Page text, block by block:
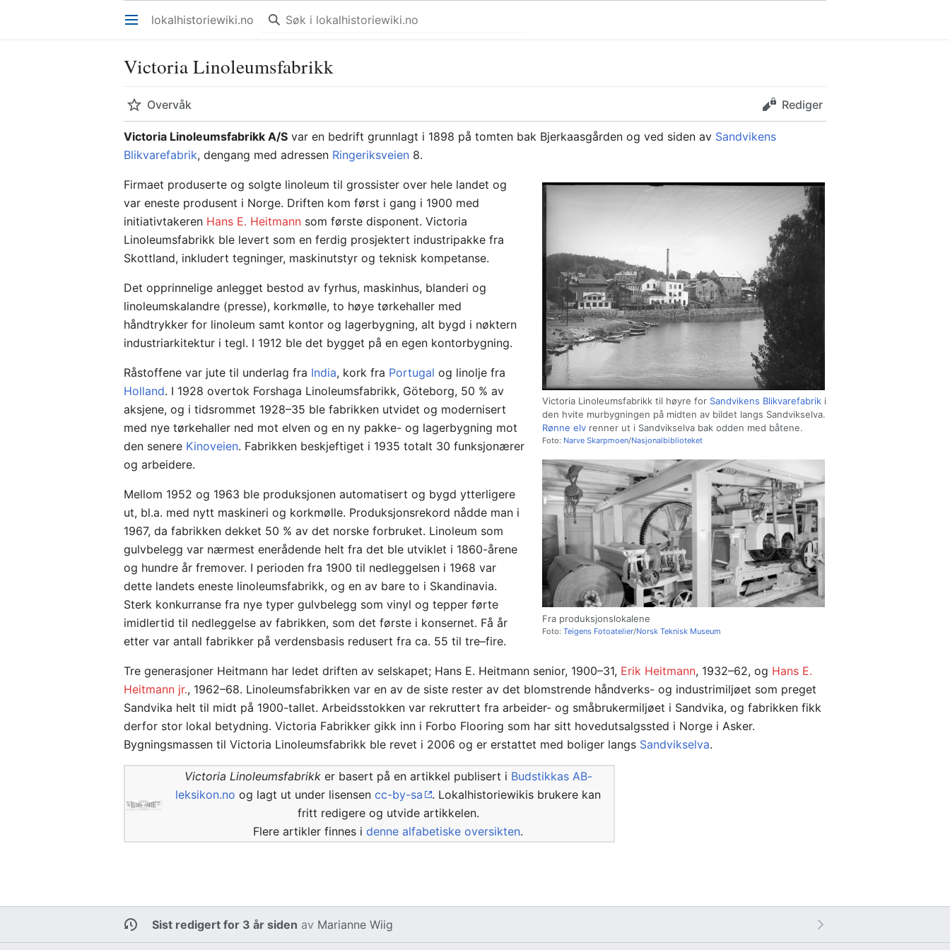
Åpne hovedmenyen lokalhistoriewiki.no
Victoria Linoleumsfabrikk
Overvåk Rediger
Victoria Linoleumsfabrikk A/S var en bedrift grunnlagt i 1898 på tomten bak Bjerkaasgården og ved siden av Sandvikens
Blikvarefabrik, dengang med adressen Ringeriksveien 8.
Victoria Linoleumsfabrikk til høyre for Sandvikens Blikvarefabriki
den hvite murbygningen på midten av bildet langs Sandvikselva.
Rønne elvrenner ut i Sandvikselva bak odden med båtene.
Foto: Narve Skarpmoen/Nasjonalbiblioteket
Fra produksjonslokalene
Foto: Teigens Fotoatelier/Norsk Teknisk Museum
Firmaet produserte og solgte linoleum til grossister over hele landet og
var eneste produsent i Norge. Driften kom først i gang i 1900 med
initiativtakeren Hans E. Heitmann som første disponent. Victoria
Linoleumsfabrikk ble levert som en ferdig prosjektert industripakke fra
Skottland, inkludert tegninger, maskinutstyr og teknisk kompetanse.
Det opprinnelige anlegget bestod av fyrhus, maskinhus, blanderi og
linoleumskalandre (presse), korkmølle, to høye tørkehaller med
håndtrykker for linoleum samt kontor og lagerbygning, alt bygd i nøktern
industriarkitektur i tegl. I 1912 ble det bygget på en egen kontorbygning.
Råstoffene var jute til underlag fra India, kork fra Portugal og linolje fra
Holland. I 1928 overtok Forshaga Linoleumsfabrikk, Göteborg, 50 % av
aksjene, og i tidsrommet 1928–35 ble fabrikken utvidet og modernisert
med nye tørkehaller ned mot elven og en ny pakke- og lagerbygning mot
den senere Kinoveien. Fabrikken beskjeftiget i 1935 totalt 30 funksjonærer
og arbeidere.
Mellom 1952 og 1963 ble produksjonen automatisert og bygd ytterligere
ut, bl.a. med nytt maskineri og korkmølle. Produksjonsrekord nådde man i
1967, da fabrikken dekket 50 % av det norske forbruket. Linoleum som
gulvbelegg var nærmest enerådende helt fra det ble utviklet i 1860-årene
og hundre år fremover. I perioden fra 1900 til nedleggelsen i 1968 var
dette landets eneste linoleumsfabrikk, og en av bare to i Skandinavia.
Sterk konkurranse fra nye typer gulvbelegg som vinyl og tepper førte
imidlertid til nedleggelse av fabrikken, som det første i konsernet. Få år
etter var antall fabrikker på verdensbasis redusert fra ca. 55 til tre–fire.
Tre generasjoner Heitmann har ledet driften av selskapet; Hans E. Heitmann senior, 1900–31, Erik Heitmann, 1932–62, og Hans E.
Heitmann jr., 1962–68. Linoleumsfabrikken var en av de siste rester av det blomstrende håndverks- og industrimiljøet som preget
Sandvika helt til midt på 1900-tallet. Arbeidsstokken var rekruttert fra arbeider- og småbrukermiljøet i Sandvika, og fabrikken fikk
derfor stor lokal betydning. Victoria Fabrikker gikk inn i Forbo Flooring som har sitt hovedutsalgssted i Norge i Asker.
Bygningsmassen til Victoria Linoleumsfabrikk ble revet i 2006 og er erstattet med boliger langs Sandvikselva.
Victoria Linoleumsfabrikker basert på en artikkel publisert i Budstikkas AB-
leksikon.no og lagt ut under lisensencc-by-sa
. Lokalhistoriewikis brukere kan
fritt redigere og utvide artikkelen.
Flere artikler finnes idenne alfabetiske oversikten.
Sist redigert for 3 år siden av Marianne Wiig